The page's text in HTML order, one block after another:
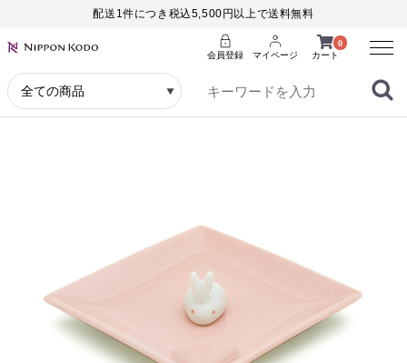
配送1件につき税込5,500円以上で送料無料
0
カート
会員登録 マイページ
Menu